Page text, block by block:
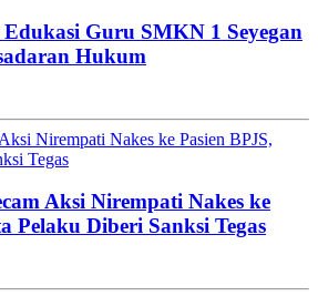
Guru SMKN 1 Seyegan
Hukum
Nirempati Nakes ke Pasien BPJS,
Tegas
Aksi Nirempati Nakes ke
Pelaku Diberi Sanksi Tegas